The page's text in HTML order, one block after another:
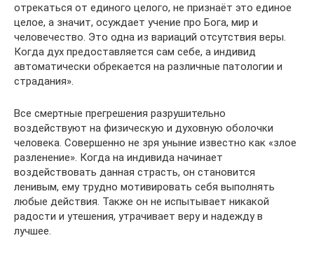
отрекаться от единого целого, не признаёт это единое
целое, а значит, осуждает учение про Бога, мир и
человечество. Это одна из вариаций отсутствия веры.
Когда дух предоставляется сам себе, а индивид
автоматически обрекается на различные патологии и
страдания».
Все смертные прегрешения разрушительно
воздействуют на физическую и духовную оболочки
человека. Совершенно не зря уныние известно как «злое
разленение». Когда на индивида начинает
воздействовать данная страсть, он становится
ленивым, ему трудно мотивировать себя выполнять
любые действия. Также он не испытывает никакой
радости и утешения, утрачивает веру и надежду в
лучшее.